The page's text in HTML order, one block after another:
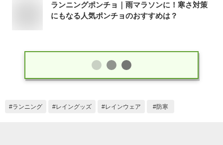
ランニングポンチョ｜雨マラソンに！寒さ対策
にもなる人気ポンチョのおすすめは？
ランニング レイングッズ レインウェア 防寒